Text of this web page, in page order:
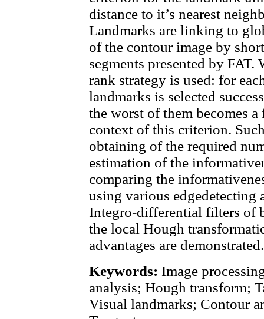
distance to it’s nearest
Landmarks are linking to
of the contour image by
segments presented by
rank strategy is used: for
landmarks is selected
the worst of them becomes
context of this criterion.
obtaining of the required
estimation of the
comparing the
using various edgedetecting
Integro-differential filters of
the local Hough
advantages are demonstrated.
Keywords: Image
analysis; Hough transform;
Visual landmarks; Contour